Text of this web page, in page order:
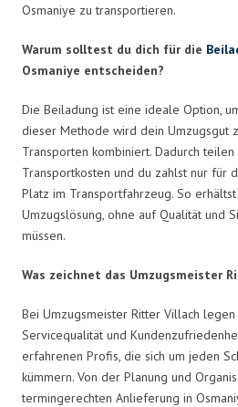
Osmaniye zu transportieren.
Warum solltest du dich für die
Osmaniye entscheiden?
Die Beiladung ist eine ideale Option,
dieser Methode wird dein Umzugsgut
Transporten kombiniert. Dadurch
Transportkosten und du zahlst nur für
Platz im Transportfahrzeug. So
Umzugslösung, ohne auf Qualität und
müssen.
Was zeichnet das Umzugsmeister
Bei Umzugsmeister Ritter Villach
Servicequalität und
erfahrenen Profis, die sich um jeden
kümmern. Von der Planung und
termingerechten Anlieferung in